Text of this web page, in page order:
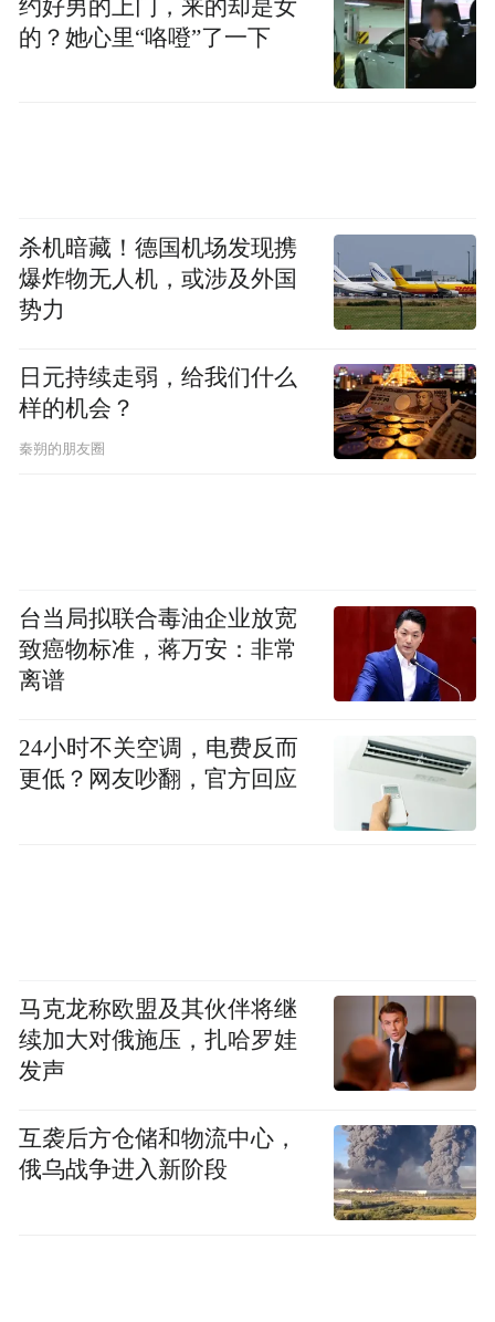
约好男的上门，来的却是女
的？她心里“咯噔”了一下
杀机暗藏！德国机场发现携
爆炸物无人机，或涉及外国
势力
日元持续走弱，给我们什么
样的机会？
秦朔的朋友圈
台当局拟联合毒油企业放宽
致癌物标准，蒋万安：非常
离谱
24小时不关空调，电费反而
更低？网友吵翻，官方回应
马克龙称欧盟及其伙伴将继
续加大对俄施压，扎哈罗娃
发声
互袭后方仓储和物流中心，
俄乌战争进入新阶段